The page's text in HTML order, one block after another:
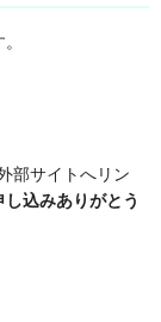
部サイトへリン
し込みありがとう